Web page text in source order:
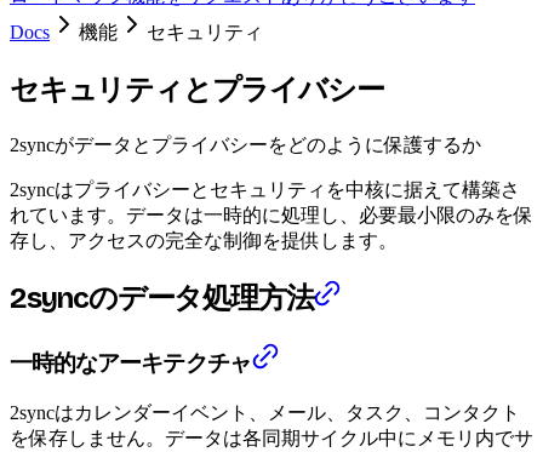
Docs
機能 セキュリティ
セキュリティとプライバシー
2syncがデータとプライバシーをどのように保護するか
2syncはプライバシーとセキュリティを中核に据えて構築さ
れています。データは一時的に処理し、必要最小限のみを保
存し、アクセスの完全な制御を提供します。
2syncのデータ処理方法
一時的なアーキテクチャ
2syncはカレンダーイベント、メール、タスク、コンタクト
を保存しません。データは各同期サイクル中にメモリ内でサ